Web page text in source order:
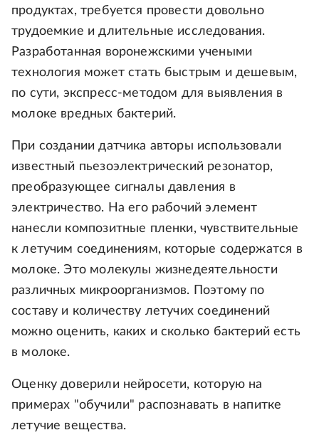
продуктах, требуется провести довольно
трудоемкие и длительные исследования.
Разработанная воронежскими учеными
технология может стать быстрым и дешевым,
по сути, экспресс-методом для выявления в
молоке вредных бактерий.
При создании датчика авторы использовали
известный пьезоэлектрический резонатор,
преобразующее сигналы давления в
электричество. На его рабочий элемент
нанесли композитные пленки, чувствительные
к летучим соединениям, которые содержатся в
молоке. Это молекулы жизнедеятельности
различных микроорганизмов. Поэтому по
составу и количеству летучих соединений
можно оценить, каких и сколько бактерий есть
в молоке.
Оценку доверили нейросети, которую на
примерах "обучили" распознавать в напитке
летучие вещества.